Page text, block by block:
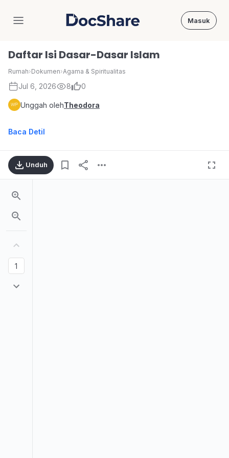
DocShare Masuk
Daftar Isi Dasar-Dasar Islam
Rumah›Dokumen›Agama & Spiritualitas
Jul 6, 2026 8 0
Unggah olehTheodora
Baca Detil
Unduh